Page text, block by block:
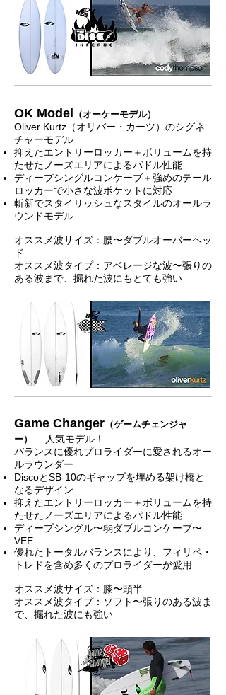
OK Model （オーケーモデル）
Oliver Kurtz（オリバー・カーツ）のシグネ
チャーモデル
抑えたエントリーロッカー＋ボリュームを持
たせたノーズエリアによるパドル性能
ディープシングルコンケーブ＋強めのテール
ロッカーで小さな波ポケットに対応
斬新でスタイリッシュなスタイルのオールラ
ウンドモデル
オススメ波サイズ：腰〜ダブルオーバーヘッ
ド
オススメ波タイプ：アベレージな波〜張りの
ある波まで、掘れた波にもとても強い
Game Changer （ゲームチェンジャ
ー）
人気モデル！
バランスに優れプロライダーに愛されるオー
ルラウンダー
DiscoとSB-10のギャップを埋める架け橋と
なるデザイン
抑えたエントリーロッカー＋ボリュームを持
たせたノーズエリアによるパドル性能
ディープシングル〜弱ダブルコンケーブ〜
VEE
優れたトータルバランスにより、フィリペ・
トレドを含め多くのプロライダーが愛用
オススメ波サイズ：膝〜頭半
オススメ波タイプ：ソフト〜張りのある波ま
で、掘れた波にも強い